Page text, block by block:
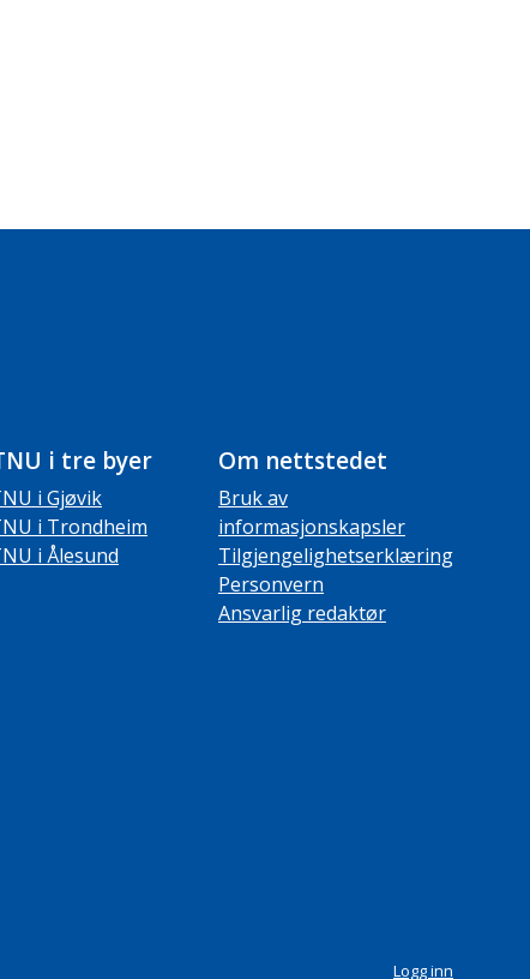
i tre byer
i Gjøvik
i Trondheim
i Ålesund
Om nettstedet
Bruk av
informasjonskapsler
Tilgjengelighetserklæring
Personvern
Ansvarlig redaktør
Logg inn